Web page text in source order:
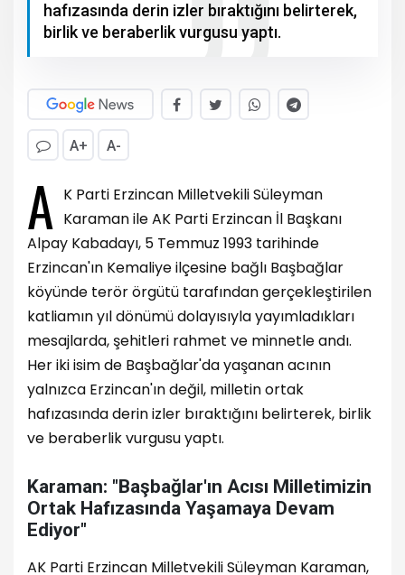
hafızasında derin izler bıraktığını belirterek,
birlik ve beraberlik vurgusu yaptı.
A+ A-
A K Parti Erzincan Milletvekili Süleyman
Karaman ile AK Parti Erzincan İl Başkanı
Alpay Kabadayı, 5 Temmuz 1993 tarihinde
Erzincan'ın Kemaliye ilçesine bağlı Başbağlar
köyünde terör örgütü tarafından gerçekleştirilen
katliamın yıl dönümü dolayısıyla yayımladıkları
mesajlarda, şehitleri rahmet ve minnetle andı.
Her iki isim de Başbağlar'da yaşanan acının
yalnızca Erzincan'ın değil, milletin ortak
hafızasında derin izler bıraktığını belirterek, birlik
ve beraberlik vurgusu yaptı.
Karaman: "Başbağlar'ın Acısı Milletimizin
Ortak Hafızasında Yaşamaya Devam
Ediyor"
AK Parti Erzincan Milletvekili Süleyman Karaman,